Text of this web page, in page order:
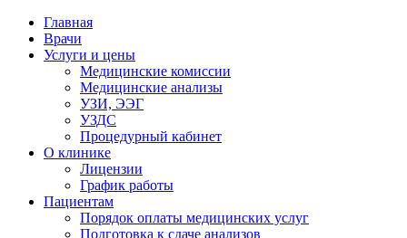
Главная
Врачи
Услуги и цены
Медицинские комиссии
Медицинские анализы
УЗИ, ЭЭГ
УЗДС
Процедурный кабинет
О клинике
Лицензии
График работы
Пациентам
Порядок оплаты медицинских услуг
Подготовка к сдаче анализов